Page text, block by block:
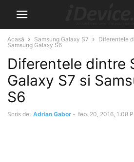
Acasă Samsung Galaxy S7
Diferentele
Samsung Galaxy S6
Diferentele dintre
Galaxy S7 si
S6
Scris de: Adrian Gabor - feb. 20, 2016, 1:08